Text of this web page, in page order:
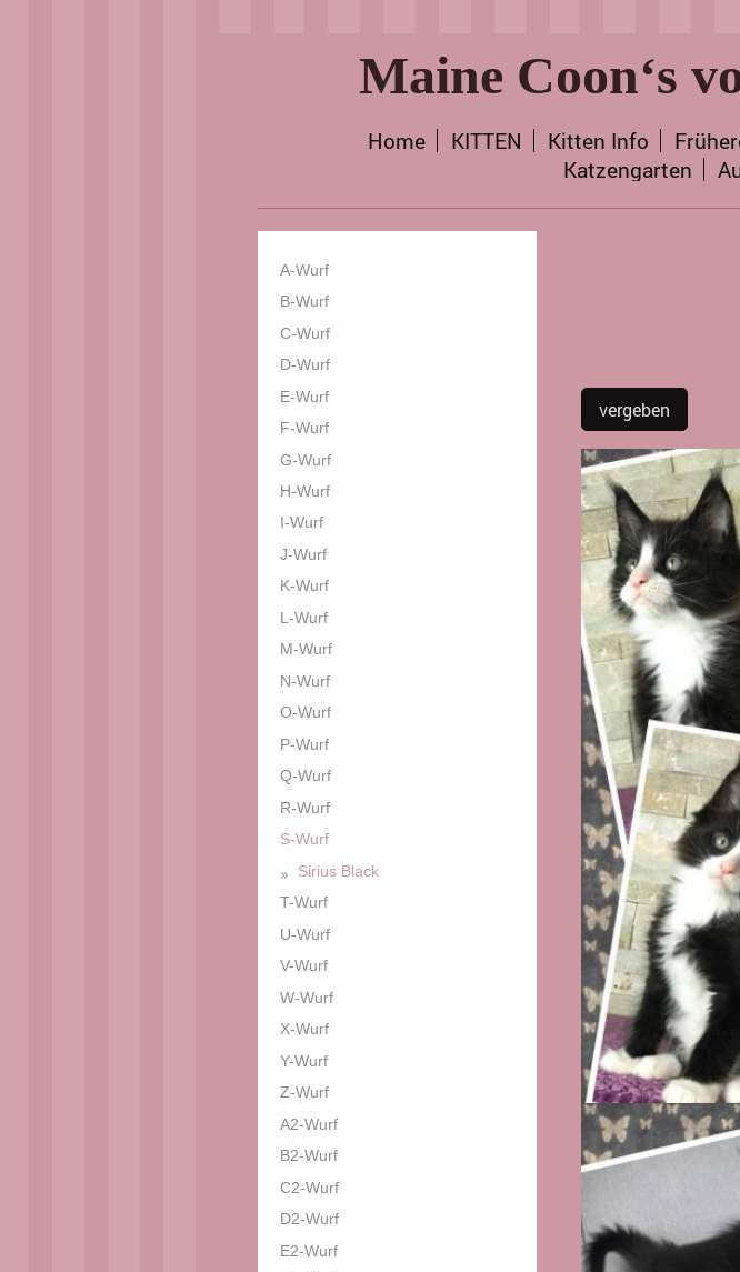
Maine Coon‘s
Home KITTEN Kitten Info
Katzengarten
vergeben
A-Wurf
B-Wurf
C-Wurf
D-Wurf
E-Wurf
F-Wurf
G-Wurf
H-Wurf
I-Wurf
J-Wurf
K-Wurf
L-Wurf
M-Wurf
N-Wurf
O-Wurf
P-Wurf
Q-Wurf
R-Wurf
S-Wurf
Sirius Black
T-Wurf
U-Wurf
V-Wurf
W-Wurf
X-Wurf
Y-Wurf
Z-Wurf
A2-Wurf
B2-Wurf
C2-Wurf
D2-Wurf
E2-Wurf